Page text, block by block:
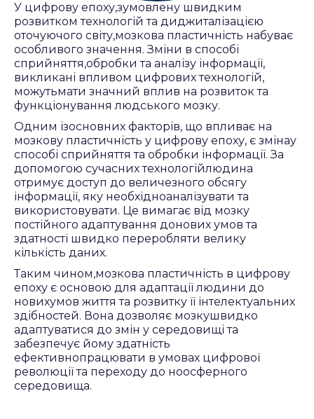
У цифрову епоху,зумовлену швидким
розвитком технологій та диджиталізацією
оточуючого світу,мозкова пластичність набуває
особливого значення. Зміни в способі
сприйняття,обробки та аналізу інформації,
викликані впливом цифрових технологій,
можутьмати значний вплив на розвиток та
функціонування людського мозку.
Одним ізосновних факторів, що впливає на
мозкову пластичність у цифрову епоху, є змінау
способі сприйняття та обробки інформації. За
допомогою сучасних технологійлюдина
отримує доступ до величезного обсягу
інформації, яку необхідноаналізувати та
використовувати. Це вимагає від мозку
постійного адаптування донових умов та
здатності швидко переробляти велику
кількість даних.
Таким чином,мозкова пластичність в цифрову
епоху є основою для адаптації людини до
новихумов життя та розвитку її інтелектуальних
здібностей. Вона дозволяє мозкушвидко
адаптуватися до змін у середовищі та
забезпечує йому здатність
ефективнопрацювати в умовах цифрової
революції та переходу до ноосферного
середовища.